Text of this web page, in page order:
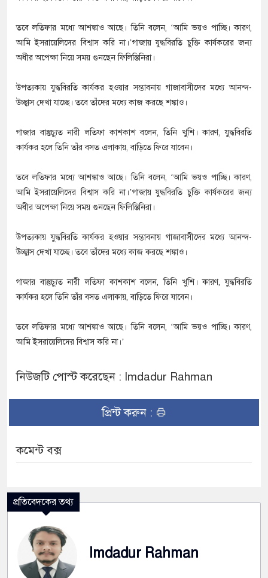
তবে লতিফার মধ্যে আশঙ্কাও আছে। তিনি বলেন, ‘আমি ভয়ও পাচ্ছি। কারণ,
আমি ইসরায়েলিদের বিশ্বাস করি না।’গাজায় যুদ্ধবিরতি চুক্তি কার্যকরের জন্য
অধীর অপেক্ষা নিয়ে সময় গুনছেন ফিলিস্তিনিরা।
উপত্যকায় যুদ্ধবিরতি কার্যকর হওয়ার সম্ভাবনায় গাজাবাসীদের মধ্যে আনন্দ-
উচ্ছ্বাস দেখা যাচ্ছে। তবে তাঁদের মধ্যে কাজ করছে শঙ্কাও।
গাজার বাস্তুচ্যুত নারী লতিফা কাশকাশ বলেন, তিনি খুশি। কারণ, যুদ্ধবিরতি
কার্যকর হলে তিনি তাঁর বসত এলাকায়, বাড়িতে ফিরে যাবেন।
তবে লতিফার মধ্যে আশঙ্কাও আছে। তিনি বলেন, ‘আমি ভয়ও পাচ্ছি। কারণ,
আমি ইসরায়েলিদের বিশ্বাস করি না।’গাজায় যুদ্ধবিরতি চুক্তি কার্যকরের জন্য
অধীর অপেক্ষা নিয়ে সময় গুনছেন ফিলিস্তিনিরা।
উপত্যকায় যুদ্ধবিরতি কার্যকর হওয়ার সম্ভাবনায় গাজাবাসীদের মধ্যে আনন্দ-
উচ্ছ্বাস দেখা যাচ্ছে। তবে তাঁদের মধ্যে কাজ করছে শঙ্কাও।
গাজার বাস্তুচ্যুত নারী লতিফা কাশকাশ বলেন, তিনি খুশি। কারণ, যুদ্ধবিরতি
কার্যকর হলে তিনি তাঁর বসত এলাকায়, বাড়িতে ফিরে যাবেন।
তবে লতিফার মধ্যে আশঙ্কাও আছে। তিনি বলেন, ‘আমি ভয়ও পাচ্ছি। কারণ,
আমি ইসরায়েলিদের বিশ্বাস করি না।’
নিউজটি পোস্ট করেছেন : Imdadur Rahman
প্রিন্ট করুন :
কমেন্ট বক্স
প্রতিবেদকের তথ্য
Imdadur Rahman